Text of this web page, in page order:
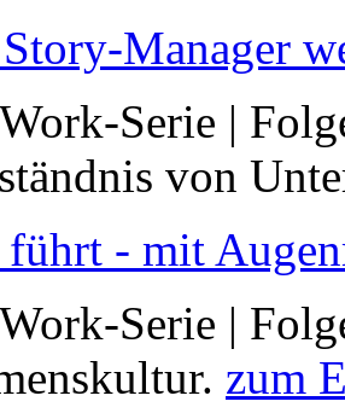
Manager
Serie |
von
führt - mit
Serie |
zum